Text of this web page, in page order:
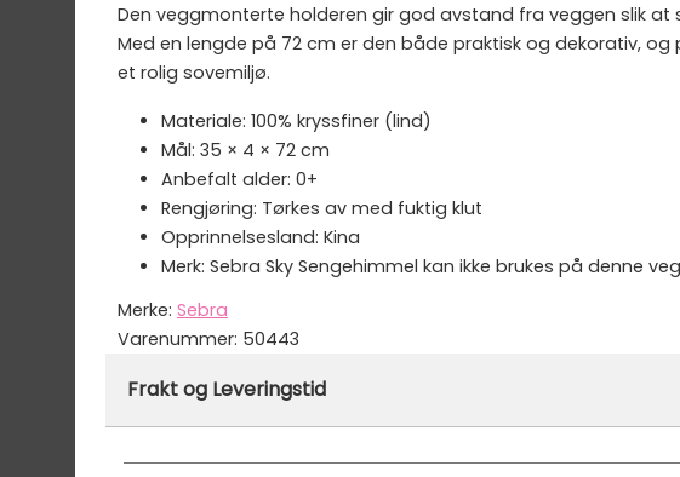
Den veggmonterte holderen gir god avstand fra veggen slik
Med en lengde på 72 cm er den både praktisk og dekorativ,
et rolig sovemiljø.
Materiale: 100% kryssfiner (lind)
Mål: 35 × 4 × 72 cm
Anbefalt alder: 0+
Rengjøring: Tørkes av med fuktig klut
Opprinnelsesland: Kina
Merk: Sebra Sky Sengehimmel kan ikke brukes på denne
Merke: Sebra
Varenummer: 50443
Frakt og Leveringstid
Denne varen er ikke lager hos oss, men vil bli bestilt inn